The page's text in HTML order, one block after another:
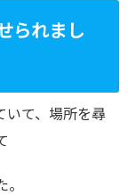
られまし
いて、場所を尋